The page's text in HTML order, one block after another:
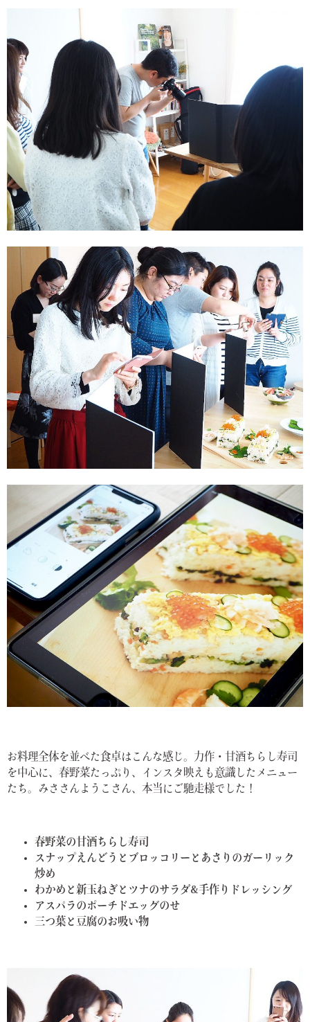
お料理全体を並べた食卓はこんな感じ。力作・甘酒ちらし寿司
を中心に、春野菜たっぷり、インスタ映えも意識したメニュー
たち。みささんようこさん、本当にご馳走様でした！
春野菜の甘酒ちらし寿司
スナップえんどうとブロッコリーとあさりのガーリック
炒め
わかめと新玉ねぎとツナのサラダ&手作りドレッシング
アスパラのポーチドエッグのせ
三つ葉と豆腐のお吸い物